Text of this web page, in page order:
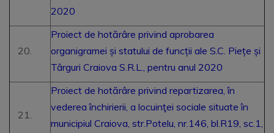
2020
Proiect de hotărâre privind aprobarea
organigramei și statului de funcții ale S.C. Piețe și
Târguri Craiova S.R.L., pentru anul 2020
Proiect de hotărâre privind repartizarea, în
vederea închirierii, a locuinţei sociale situate în
municipiul Craiova, str.Potelu, nr.146, bl.R19, sc.1,